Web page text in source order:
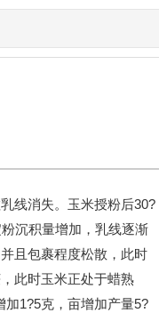
线消失。玉米授粉后30?
沉积量增加，乳线逐渐
且包裹程度松散，此时
此时玉米正处于蜡熟
1?5克，亩增加产量5?